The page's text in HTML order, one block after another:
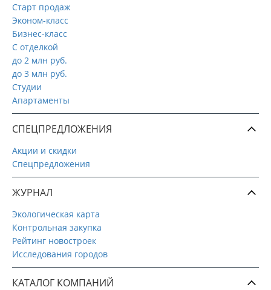
Старт продаж
Эконом-класс
Бизнес-класс
С отделкой
до 2 млн руб.
до 3 млн руб.
Студии
Апартаменты
СПЕЦПРЕДЛОЖЕНИЯ
Акции и скидки
Спецпредложения
ЖУРНАЛ
Экологическая карта
Контрольная закупка
Рейтинг новостроек
Исследования городов
КАТАЛОГ КОМПАНИЙ